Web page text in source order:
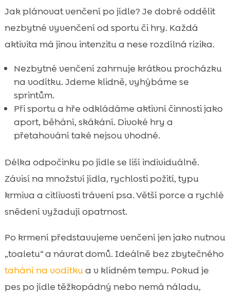
Jak plánovat venčení po jídle? Je dobré oddělit
nezbytné vyvenčení od sportu či hry. Každá
aktivita má jinou intenzitu a nese rozdílná rizika.
Nezbytné venčení zahrnuje krátkou procházku
na vodítku. Jdeme klidně, vyhýbáme se
sprintům.
Při sportu a hře odkládáme aktivní činnosti jako
aport, běhání, skákání. Divoké hry a
přetahování také nejsou vhodné.
Délka odpočinku po jídle se liší individuálně.
Závisí na množství jídla, rychlosti požití, typu
krmiva a citlivosti trávení psa. Větší porce a rychlé
snědení vyžadují opatrnost.
Po krmení představujeme venčení jen jako nutnou
„toaletu“ a návrat domů. Ideálně bez zbytečného
tahání na vodítkua v klidném tempu. Pokud je
pes po jídle těžkopádný nebo nemá náladu,